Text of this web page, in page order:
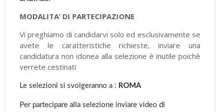
MODALITA’ DI PARTECIPAZIONE
Vi preghiamo di candidarvi solo ed esclusivamente se
avete le caratteristiche richieste, inviare una
candidatura non idonea alla selezione è inutile poichè
verrete cestinati
Le selezioni si svolgeranno a : ROMA
Per partecipare alla selezione inviare video di